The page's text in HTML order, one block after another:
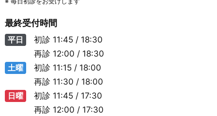
最終受付時間
平日 初診 11:45 / 18:30
再診 12:00 / 18:30
土曜
初診 11:15 / 18:00
再診 11:30 / 18:00
日曜
初診 11:45 / 17:30
再診 12:00 / 17:30